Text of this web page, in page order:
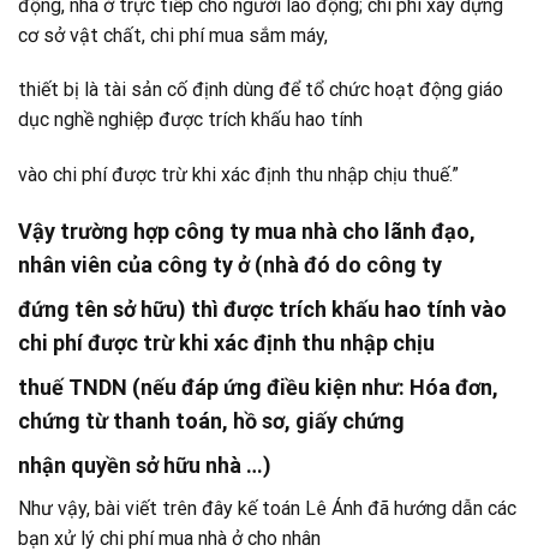
động, nhà ở trực tiếp cho người lao động; chi phí xây dựng
cơ sở vật chất, chi phí mua sắm máy,
thiết bị là tài sản cố định dùng để tổ chức hoạt động giáo
dục nghề nghiệp được trích khấu hao tính
vào chi phí được trừ khi xác định thu nhập chịu thuế.”
Vậy trường hợp công ty mua nhà cho lãnh đạo,
nhân viên của công ty ở (nhà đó do công ty
đứng tên sở hữu) thì được trích khấu hao tính vào
chi phí được trừ khi xác định thu nhập chịu
thuế TNDN (nếu đáp ứng điều kiện như: Hóa đơn,
chứng từ thanh toán, hồ sơ, giấy chứng
nhận quyền sở hữu nhà …)
Như vậy, bài viết trên đây kế toán Lê Ánh đã hướng dẫn các
bạn xử lý chi phí mua nhà ở cho nhân